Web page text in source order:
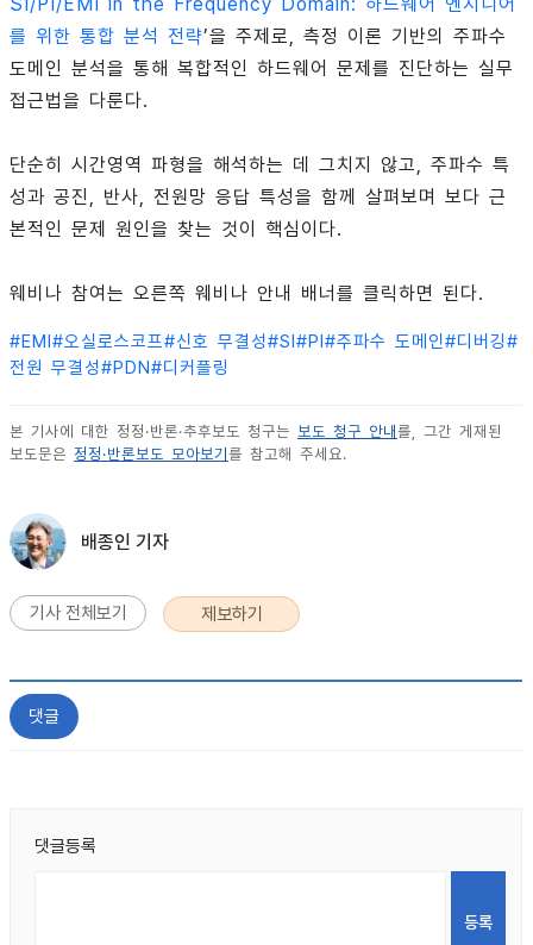
를 위한 통합 분석 전략’을 주제로, 측정 이론 기반의 주파수
도메인 분석을 통해 복합적인 하드웨어 문제를 진단하는 실무
접근법을 다룬다.
단순히 시간영역 파형을 해석하는 데 그치지 않고, 주파수 특
성과 공진, 반사, 전원망 응답 특성을 함께 살펴보며 보다 근
본적인 문제 원인을 찾는 것이 핵심이다.
웨비나 참여는 오른쪽 웨비나 안내 배너를 클릭하면 된다.
#EMI#오실로스코프#신호 무결성#SI#PI#주파수 도메인#디버깅#
전원 무결성#PDN#디커플링
본 기사에 대한 정정·반론·추후보도 청구는 보도 청구 안내 를, 그간 게재된
보도문은 정정·반론보도 모아보기 를 참고해 주세요.
배종인 기자
기사 전체보기 제보하기
댓글
댓글등록